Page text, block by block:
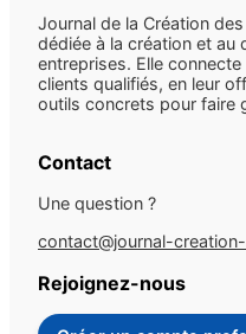
Journal de la Création
dédiée à la création et au
entreprises. Elle
clients qualifiés, en leur
outils concrets pour faire
Contact
Une question ?
contact@journal-
Rejoignez-nous